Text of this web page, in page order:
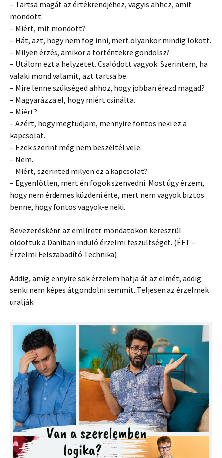
– Tartsa magát az értékrendjéhez, vagyis ahhoz, amit
mondott.
– Miért, mit mondott?
– Hát, azt, hogy nem fog inni, mert olyankor mindig lökött.
– Milyen érzés, amikor a történtekre gondolsz?
– Utálom ezt a helyzetet. Csalódott vagyok. Szerintem, ha
valaki mond valamit, azt tartsa be.
– Mire lenne szükséged ahhoz, hogy jobban érezd magad?
– Magyarázza el, hogy miért csinálta.
– Miért?
– Azért, hogy megtudjam, mennyire fontos neki ez a
kapcsolat.
– Ezek szerint még nem beszéltél vele.
– Nem.
– Miért, szerinted milyen ez a kapcsolat?
– Egyenlőtlen, mert én fogok szenvedni. Most úgy érzem,
hogy nem érdemes küzdeni érte, mert nem vagyok biztos
benne, hogy fontos vagyok-e neki.
Bevezetésként az említett mondatokon keresztül
oldottuk a Daniban induló érzelmi feszültséget. (ÉFT –
Érzelmi Felszabadító Technika)
Addig, amíg ennyire sok érzelem hatja át az elmét, addig
senki nem képes átgondolni semmit. Teljesen az érzelmek
uralják.